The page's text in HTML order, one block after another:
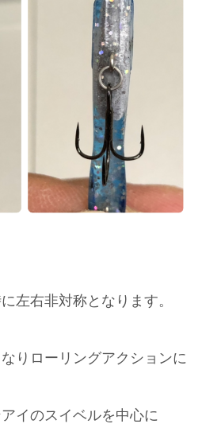
左右非対称となります。
りローリングアクションに
イのスイベルを中心に